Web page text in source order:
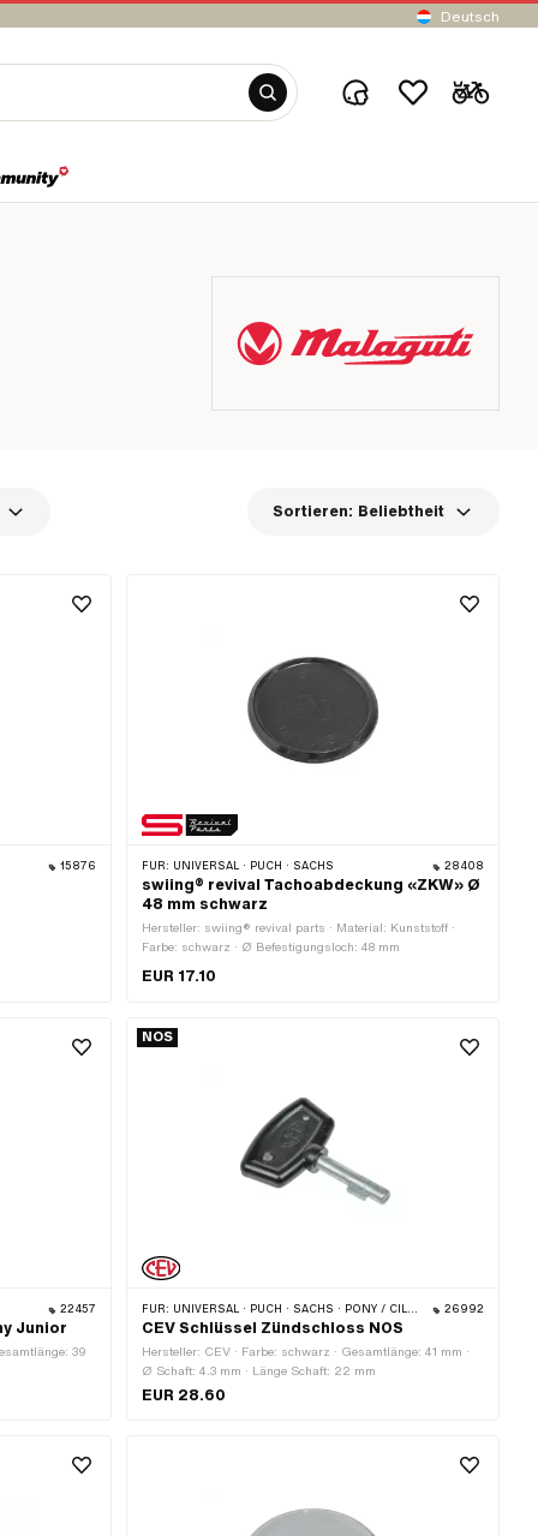
Deutsch
Sortieren: Beliebtheit
15876 FÜR: UNIVERSAL · PUCH · SACHS 28408
swiing® revival Tachoabdeckung «ZKW» Ø
48 mm schwarz
Hersteller: swiing® revival parts · Material: Kunststoff ·
Farbe: schwarz · Ø Befestigungsloch: 48 mm
EUR 17.10
22457
Junior
39
NOS
FÜR: UNIVERSAL · PUCH · SACHS · PONY / CILO (BETA 521 & 512) 26992
CEV Schlüssel Zündschloss NOS
Hersteller: CEV · Farbe: schwarz · Gesamtlänge: 41 mm ·
Ø Schaft: 4.3 mm · Länge Schaft: 22 mm
EUR 28.60